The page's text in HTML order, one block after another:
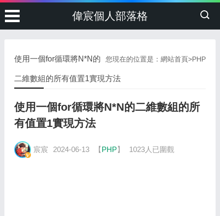
偉宸個人部落格
您現在的位置是：網站首頁>PHP
使用一個for循環將N*N的
二維數組的所有值置1實現方法
使用一個for循環將N*N的二維數組的所
有值置1實現方法
宸宸 2024-06-13 【PHP】 1023人已圍觀